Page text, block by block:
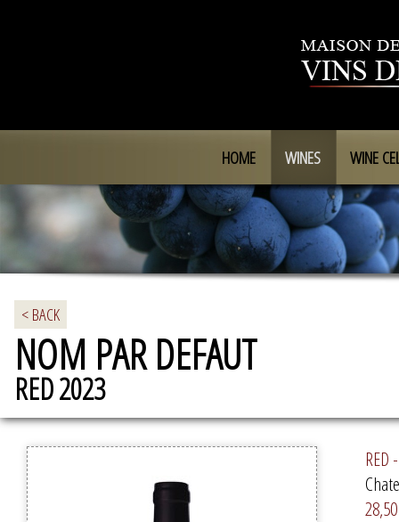
HOME WINES WINE
< BACK
NOM PAR DEFAUT
RED 2023
RED